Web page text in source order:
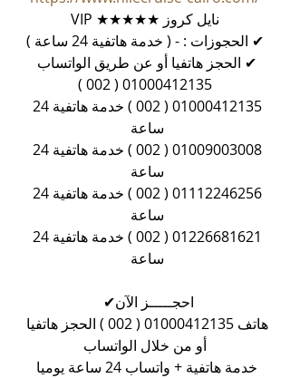
نايل كروز ★★★★★ VIP
✔ الحجوزات : - ( خدمة هاتفية 24 ساعة )
✔ الحجز هاتفيا أو عن طريق الواتساب
01000412135 ( 002 )
ساعة
ساعة
ساعة
ساعة
احجـــــز الآن✔
هاتف 01000412135 ( 002 ) الحجز هاتفيا
أو من خلال الواتساب
خدمة هاتفية + واتساب 24 ساعة يوميا